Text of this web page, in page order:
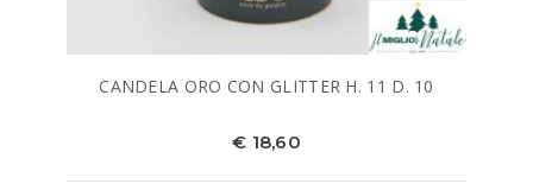
CANDELA ORO CON GLITTER H. 11 D. 10
€ 18,60